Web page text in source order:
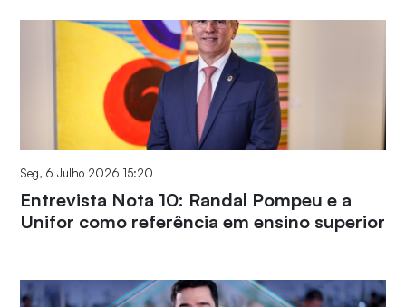
Seg, 6 Julho 2026 15:20
Entrevista Nota 10: Randal Pompeu e a
Unifor como referência em ensino superior